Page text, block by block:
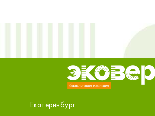
Екатеринбург